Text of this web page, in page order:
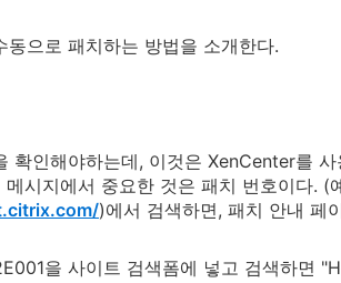
동으로 패치하는 방법을 소개한다.
확인해야하는데, 이것은 XenCenter를
메시지에서 중요한 것은 패치 번호이다.
)에서 검색하면, 패치 안내 페
을 사이트 검색폼에 넣고 검색하면